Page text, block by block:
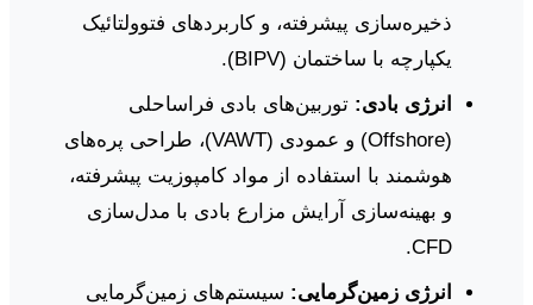
ذخیره‌سازی پیشرفته، و کاربردهای فتوولتائیک
یکپارچه با ساختمان (BIPV).
انرژی بادی: توربین‌های بادی فراساحلی
(Offshore) و عمودی (VAWT)، طراحی پره‌های
هوشمند با استفاده از مواد کامپوزیت پیشرفته،
و بهینه‌سازی آرایش مزارع بادی با مدل‌سازی
CFD.
انرژی زمین‌گرمایی: سیستم‌های زمین‌گرمایی